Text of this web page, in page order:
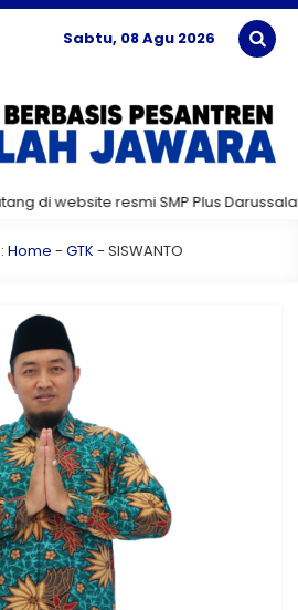
Sabtu, 08 Agu 2026
di website resmi SMP Plus
Home - GTK - SISWANTO